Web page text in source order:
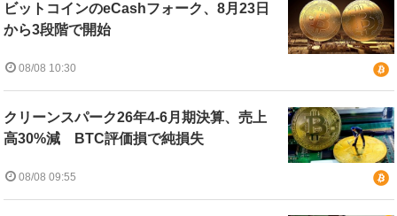
ビットコインのeCashフォーク、8月23日
から3段階で開始
08/08 10:30
クリーンスパーク26年4-6月期決算、売上
高30%減 BTC評価損で純損失
08/08 09:55